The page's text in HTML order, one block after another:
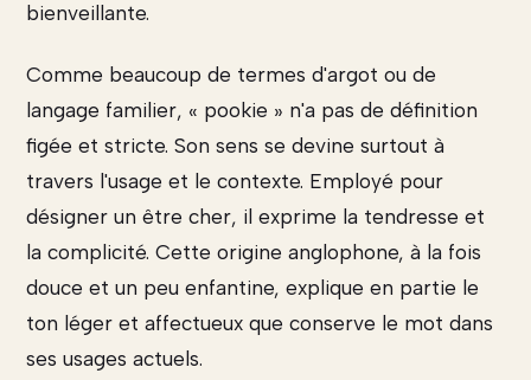
bienveillante.
Comme beaucoup de termes d'argot ou de
langage familier, « pookie » n'a pas de définition
figée et stricte. Son sens se devine surtout à
travers l'usage et le contexte. Employé pour
désigner un être cher, il exprime la tendresse et
la complicité. Cette origine anglophone, à la fois
douce et un peu enfantine, explique en partie le
ton léger et affectueux que conserve le mot dans
ses usages actuels.